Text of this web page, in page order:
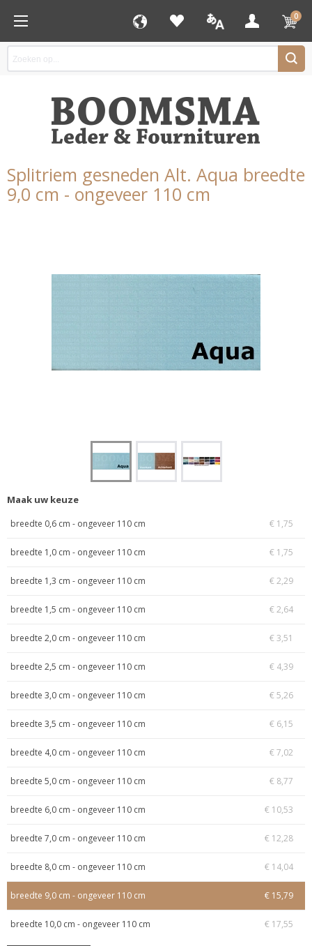
0
Splitriem gesneden Alt. Aqua breedte
9,0 cm - ongeveer 110 cm
Maak uw keuze
breedte 0,6 cm - ongeveer 110 cm € 1,75
breedte 1,0 cm - ongeveer 110 cm € 1,75
breedte 1,3 cm - ongeveer 110 cm € 2,29
breedte 1,5 cm - ongeveer 110 cm € 2,64
breedte 2,0 cm - ongeveer 110 cm € 3,51
breedte 2,5 cm - ongeveer 110 cm € 4,39
breedte 3,0 cm - ongeveer 110 cm € 5,26
breedte 3,5 cm - ongeveer 110 cm € 6,15
breedte 4,0 cm - ongeveer 110 cm € 7,02
breedte 5,0 cm - ongeveer 110 cm € 8,77
breedte 6,0 cm - ongeveer 110 cm € 10,53
breedte 7,0 cm - ongeveer 110 cm € 12,28
breedte 8,0 cm - ongeveer 110 cm € 14,04
breedte 9,0 cm - ongeveer 110 cm € 15,79
breedte 10,0 cm - ongeveer 110 cm € 17,55